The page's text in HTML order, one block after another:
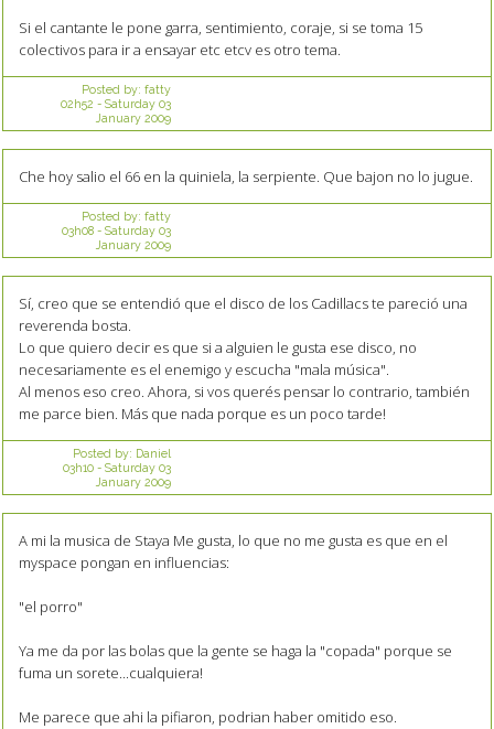
Si el cantante le pone garra, sentimiento, coraje, si se toma 15
colectivos para ir a ensayar etc etcv es otro tema.
Posted by: fatty
02h52 - Saturday 03
January 2009
Che hoy salio el 66 en la quiniela, la serpiente. Que bajon no lo jugue.
Posted by: fatty
03h08- Saturday 03
January 2009
Sí, creo que se entendió que el disco de los Cadillacs te pareció una
reverenda bosta.
Lo que quiero decir es que si a alguien le gusta ese disco, no
necesariamente es el enemigo y escucha "mala música".
Al menos eso creo. Ahora, si vos querés pensar lo contrario, también
me parce bien. Más que nada porque es un poco tarde!
Posted by: Daniel
03h10- Saturday 03
January 2009
A mi la musica de Staya Me gusta, lo que no me gusta es que en el
myspace pongan en influencias:
"el porro"
Ya me da por las bolas que la gente se haga la "copada" porque se
fuma un sorete...cualquiera!
Me parece que ahi la pifiaron, podrian haber omitido eso.